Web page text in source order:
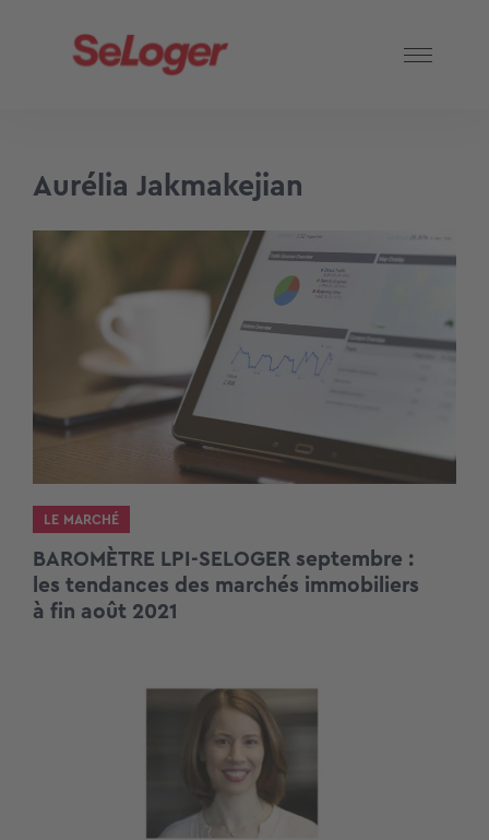
Aurélia Jakmakejian
LE MARCHÉ
BAROMÈTRE LPI-SELOGER septembre :
les tendances des marchés immobiliers
à fin août 2021